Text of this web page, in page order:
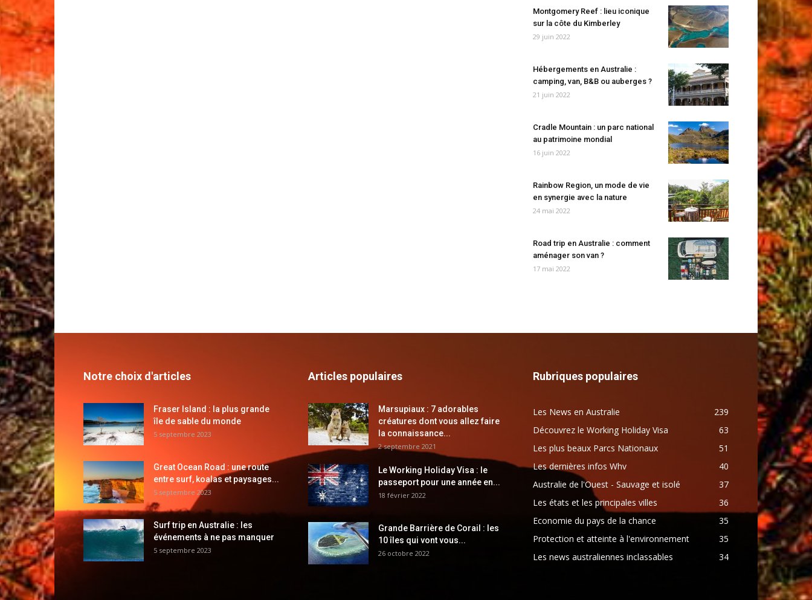
Montgomery Reef : lieu iconique
sur la côte du Kimberley
29 juin 2022
Hébergements en Australie :
camping, van, B&B ou auberges ?
21 juin 2022
Cradle Mountain : un parc national
au patrimoine mondial
16 juin 2022
Rainbow Region, un mode de vie
en synergie avec la nature
24 mai 2022
Road trip en Australie : comment
aménager son van ?
17 mai 2022
Notre choix d'articles
Fraser Island : la plus grande
île de sable du monde
5 septembre 2023
Great Ocean Road : une route
entre surf, koalas et paysages...
5 septembre 2023
Surf trip en Australie : les
événements à ne pas manquer
5 septembre 2023
Articles populaires
Marsupiaux : 7 adorables
créatures dont vous allez faire
la connaissance...
2 septembre 2021
Le Working Holiday Visa : le
passeport pour une année en...
18 février 2022
Grande Barrière de Corail : les
10 îles qui vont vous...
26 octobre 2022
Rubriques populaires
Les News en Australie
239
Découvrez le Working Holiday Visa
63
Les plus beaux Parcs Nationaux
51
Les dernières infos Whv
40
Australie de l'Ouest - Sauvage et isolé
37
Les états et les principales villes
36
Economie du pays de la chance
35
Protection et atteinte à l'environnement
35
Les news australiennes inclassables
34